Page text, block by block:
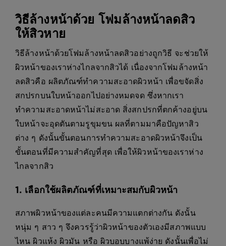
วิธีล้างหน้าด้วย โฟมล้างหน้าลดสิว
ให้สิวหาย
วิธีล้างหน้าด้วยโฟมล้างหน้าลดสิวอย่างถูกวิธี จะช่วยให้
ผิวหน้าของเราห่างไกลจากสิวได้ เนื่องจากโฟมล้างหน้า
ลดสิวคือ ผลิตภัณฑ์ทำความสะอาดผิวหน้า เพื่อขจัดสิ่ง
สกปรกบนใบหน้าออกไปอย่างหมดจด ซึ่งหากเรา
ทำความสะอาดหน้าไม่สะอาด สิ่งสกปรกที่ตกค้างอยู่บน
ใบหน้าจะอุดตันตามรูขุมขน ผลที่ตามมาคือปัญหาสิว
ต่าง ๆ ดังนั้นขั้นตอนการทำความสะอาดผิวหน้าจึงเป็น
ขั้นตอนที่มีความสำคัญที่สุด เพื่อให้ผิวหน้าของเราห่าง
ไกลจากสิว
1. เลือกใช้ผลิตภัณฑ์ที่เหมาะสมกับผิวหน้า
สภาพผิวหน้าของแต่ละคนมีความแตกต่างกัน ดังนั้น
หนุ่ม ๆ สาว ๆ จึงควรรู้ว่าผิวหน้าของตัวเองมีสภาพแบบ
ไหน ผิวแห้ง ผิวมัน หรือ ผิวบอบบางแพ้ง่าย ดังนั้นเพื่อไม่